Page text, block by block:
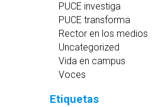
PUCE investiga
PUCE transforma
Rector en los medios
Uncategorized
Vida en campus
Voces
Etiquetas